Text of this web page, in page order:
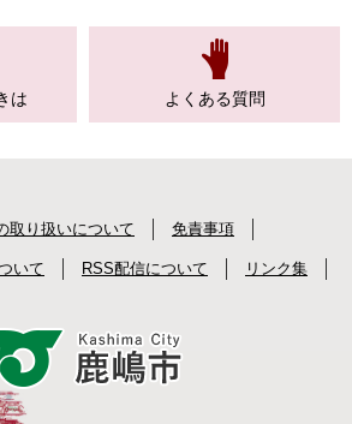
は よくある質問
取り扱いについて 免責事項
いて RSS配信について リンク集